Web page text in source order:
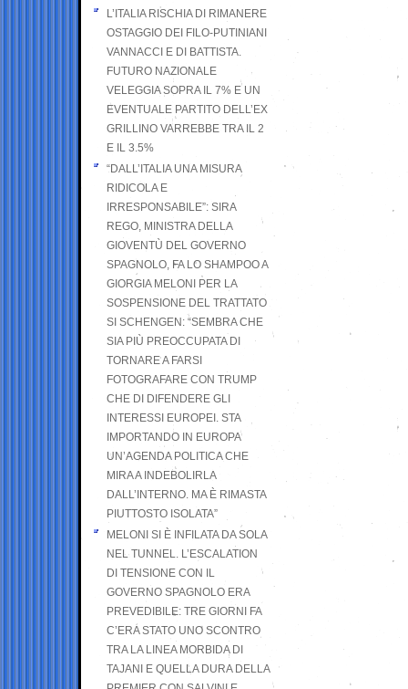
L’ITALIA RISCHIA DI RIMANERE
OSTAGGIO DEI FILO-PUTINIANI
VANNACCI E DI BATTISTA.
FUTURO NAZIONALE
VELEGGIA SOPRA IL 7% E UN
EVENTUALE PARTITO DELL’EX
GRILLINO VARREBBE TRA IL 2
E IL 3.5%
“DALL’ITALIA UNA MISURA
RIDICOLA E
IRRESPONSABILE”: SIRA
REGO, MINISTRA DELLA
GIOVENTÙ DEL GOVERNO
SPAGNOLO, FA LO SHAMPOO A
GIORGIA MELONI PER LA
SOSPENSIONE DEL TRATTATO
SI SCHENGEN: “SEMBRA CHE
SIA PIÙ PREOCCUPATA DI
TORNARE A FARSI
FOTOGRAFARE CON TRUMP
CHE DI DIFENDERE GLI
INTERESSI EUROPEI. STA
IMPORTANDO IN EUROPA
UN’AGENDA POLITICA CHE
MIRA A INDEBOLIRLA
DALL’INTERNO. MA È RIMASTA
PIUTTOSTO ISOLATA”
MELONI SI È INFILATA DA SOLA
NEL TUNNEL. L’ESCALATION
DI TENSIONE CON IL
GOVERNO SPAGNOLO ERA
PREVEDIBILE: TRE GIORNI FA
C’ERA STATO UNO SCONTRO
TRA LA LINEA MORBIDA DI
TAJANI E QUELLA DURA DELLA